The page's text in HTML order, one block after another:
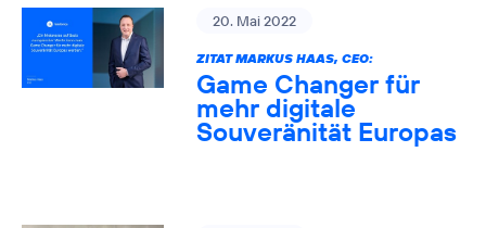
20. Mai 2022
ZITAT MARKUS HAAS, CEO:
Game Changer für
mehr digitale
Souveränität Europas